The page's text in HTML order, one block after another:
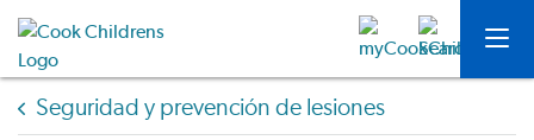
Seguridad y prevención de lesiones